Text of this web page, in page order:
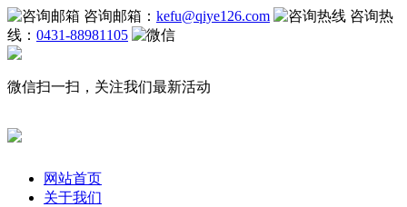
咨询邮箱： kefu@qiye126.com
咨询热
线： 0431-88981105
微信扫一扫，关注我们最新活动
网站首页
关于我们